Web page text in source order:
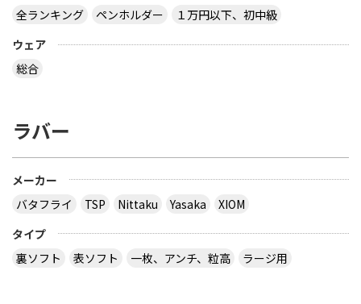
http://table-tennis.ocnk.net/ こちらでユニフォー
おうと思っているのは Li-Ning リーニン 中国代表ユ
３月２８日～島根県で行われた全国中学選抜卓球大
会で販売されていた 背面に「loved table
tennis~」と書かれたデザインTシャツ どこで購入
全ランキング
ペンホルダー
１万円以下、初中級
ウェア
総合
ラバー
メーカー
バタフライ
TSP Nittaku Yasaka
XIOM
タイプ
裏ソフト
表ソフト 一枚、アンチ、粒高 ラージ用